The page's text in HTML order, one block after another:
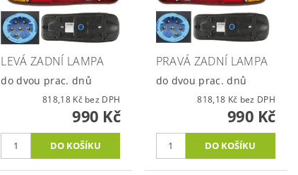
LEVÁ ZADNÍ LAMPA
do dvou prac. dnů
818,18 Kč bez DPH
990 Kč
PRAVÁ ZADNÍ LAMPA
do dvou prac. dnů
818,18 Kč bez DPH
990 Kč